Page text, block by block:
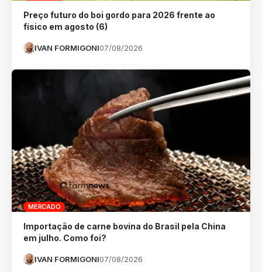
Preço futuro do boi gordo para 2026 frente ao
físico em agosto (6)
IVAN FORMIGONI07/08/2026
MERCADO
Importação de carne bovina do Brasil pela China
em julho. Como foi?
IVAN FORMIGONI07/08/2026